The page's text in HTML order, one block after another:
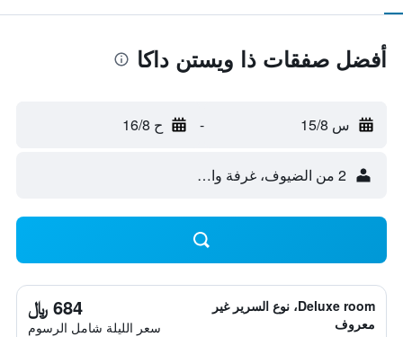
أفضل صفقات ذا ويستن داكا
س 15/8 - ح 16/8
2 من الضيوف، غرفة واحدة
Deluxe room، نوع السرير غير
معروف
684 ﷼
سعر الليلة شامل الرسوم